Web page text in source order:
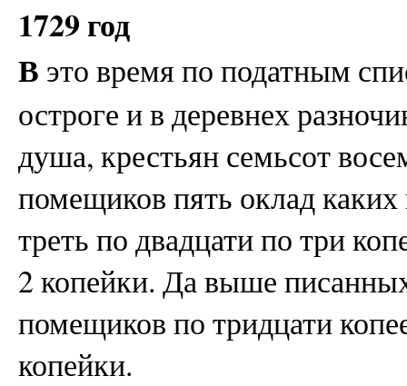
1729 год
В это время по податным
остроге и в деревнех
душа, крестьян семьсот
помещиков пять оклад
треть по двадцати по три
2 копейки. Да выше
помещиков по тридцати
копейки.